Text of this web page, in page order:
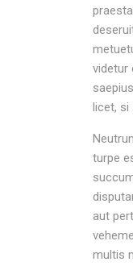
videtur
licet, si
turpe
aut
multis